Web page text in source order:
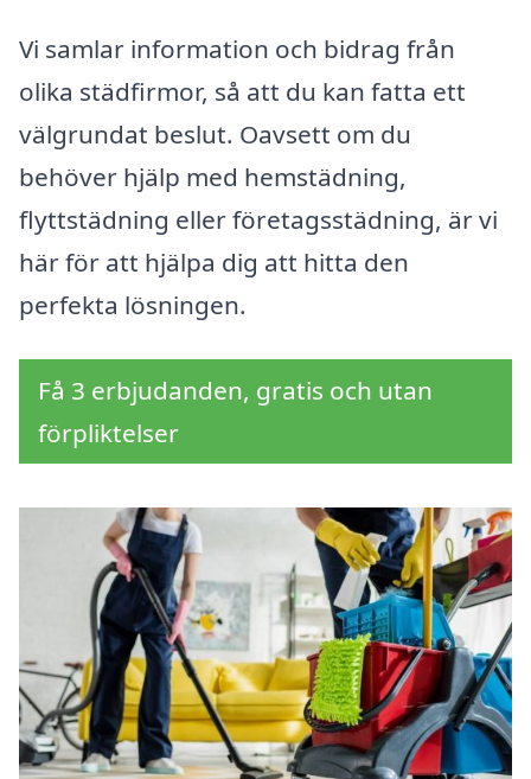
Vi samlar information och bidrag från
olika städfirmor, så att du kan fatta ett
välgrundat beslut. Oavsett om du
behöver hjälp med hemstädning,
flyttstädning eller företagsstädning, är vi
här för att hjälpa dig att hitta den
perfekta lösningen.
Få 3 erbjudanden, gratis och utan
förpliktelser